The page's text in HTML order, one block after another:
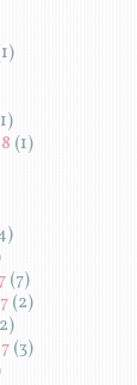
(1)
(7)
(2)
(3)